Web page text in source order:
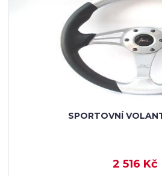
SPORTOVNÍ
2 516 Kč